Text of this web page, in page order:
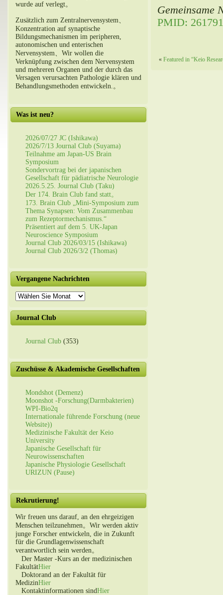
wurde auf verlegt。
Zusätzlich zum Zentralnervensystem、
Konzentration auf synaptische
Bildungsmechanismen im peripheren,
autonomischen und enterischen
Nervensystem、Wir wollen die
Verknüpfung zwischen dem Nervensystem
und mehreren Organen und der durch das
Versagen verursachten Pathologie klären und
Behandlungsmethoden entwickeln.。
Was ist neu?
2026/07/27 JC (Ishikawa)
2026/7/13 Journal Club (Suyama)
Teilnahme am Japan-US Brain
Symposium
Sondervortrag bei der japanischen
Gesellschaft für pädiatrische Neurologie
2026.5.25. Journal Club (Taku)
Der 174. Brain Club fand statt。
173. Brain Club „Mini-Symposium zum
Thema Synapsen: Vom Zusammenbau
zum Rezeptormechanismus.“
Präsentiert auf dem 5. UK-Japan
Neuroscience Symposium
Journal Club 2026/03/15 (Ishikawa)
Journal Club 2026/3/2 (Thomas)
Vergangene Nachrichten
Vergangene
Nachrichten
Journal Club
Journal Club (353)
Zuschüsse & Akademische Gesellschaften
Mondshot (Demenz)
Moonshot -Forschung(Darmbakterien)
WPI-Bio2q
Internationale führende Forschung (neue
Website))
Medizinische Fakultät der Keio
University
Japanische Gesellschaft für
Neurowissenschaften
Japanische Physiologie Gesellschaft
URIZUN (Pause)
Rekrutierung!
Wir freuen uns darauf, an den ehrgeizigen
Menschen teilzunehmen。Wir werden aktiv
junge Forscher entwickeln, die in Zukunft
für die Grundlagenwissenschaft
verantwortlich sein werden。
Der Master -Kurs an der medizinischen
FakultätHier
Doktorand an der Fakultät für
MedizinHier
Kontaktinformationen sindHier
Gemeinsame
PMID:
« Featured in “Keio